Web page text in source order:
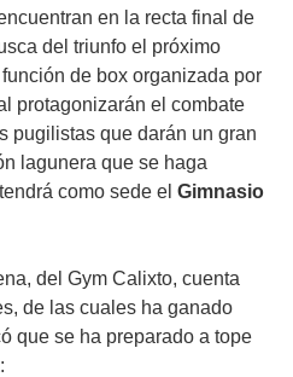
en la recta final de
del triunfo el próximo
de box organizada por
protagonizarán el combate
pugilistas que darán un gran
lagunera que se haga
como sede el Gimnasio
del Gym Calixto, cuenta
de las cuales ha ganado
que se ha preparado a tope